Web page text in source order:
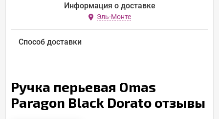
Информация о доставке
Эль-Монте
Способ доставки
Ручка перьевая Omas
Paragon Black Dorato отзывы